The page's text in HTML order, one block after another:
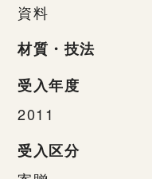
資料
材質・技法
受入年度
2011
受入区分